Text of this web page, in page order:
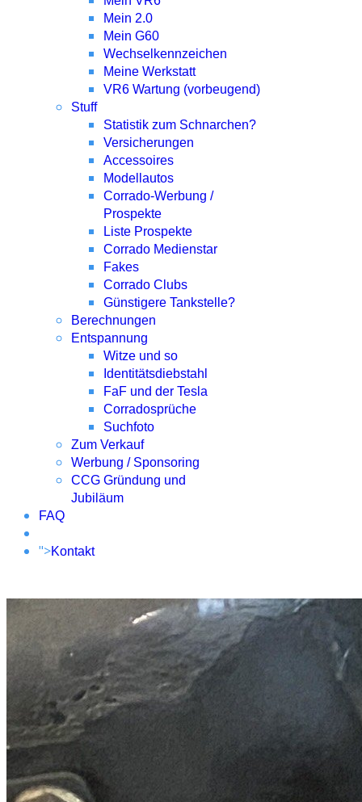
Mein 2.0
Mein G60
Wechselkennzeichen
Meine Werkstatt
VR6 Wartung (vorbeugend)
Stuff
Statistik zum Schnarchen?
Versicherungen
Accessoires
Modellautos
Corrado-Werbung /
Prospekte
Liste Prospekte
Corrado Medienstar
Fakes
Corrado Clubs
Günstigere Tankstelle?
Berechnungen
Entspannung
Witze und so
Identitätsdiebstahl
FaF und der Tesla
Corradosprüche
Suchfoto
Zum Verkauf
Werbung / Sponsoring
CCG Gründung und
Jubiläum
FAQ
">Kontakt